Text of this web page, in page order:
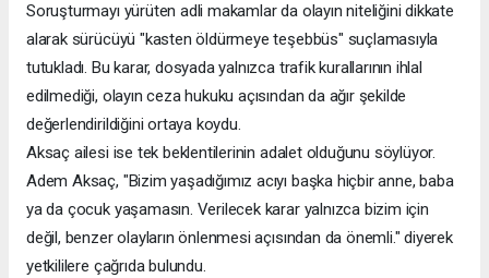
Soruşturmayı yürüten adli makamlar da olayın niteliğini dikkate
alarak sürücüyü "kasten öldürmeye teşebbüs" suçlamasıyla
tutukladı. Bu karar, dosyada yalnızca trafik kurallarının ihlal
edilmediği, olayın ceza hukuku açısından da ağır şekilde
değerlendirildiğini ortaya koydu.
Aksaç ailesi ise tek beklentilerinin adalet olduğunu söylüyor.
Adem Aksaç, "Bizim yaşadığımız acıyı başka hiçbir anne, baba
ya da çocuk yaşamasın. Verilecek karar yalnızca bizim için
değil, benzer olayların önlenmesi açısından da önemli." diyerek
yetkililere çağrıda bulundu.